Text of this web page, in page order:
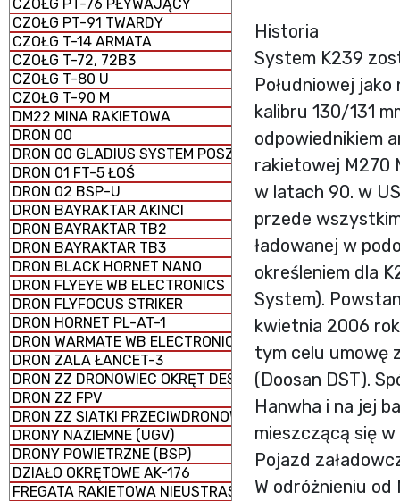
CZOŁG PT-76 PŁYWAJĄCY
CZOŁG PT-91 TWARDY
CZOŁG T-14 ARMATA
CZOŁG T-72, 72B3
CZOŁG T-80 U
CZOŁG T-90 M
DM22 MINA RAKIETOWA
DRON 00
DRON 00 GLADIUS SYSTEM POSZUKIWAWCZO-
DRON 01 FT-5 ŁOŚ
DRON 02 BSP-U
DRON BAYRAKTAR AKINCI
DRON BAYRAKTAR TB2
DRON BAYRAKTAR TB3
DRON BLACK HORNET NANO
DRON FLYEYE WB ELECTRONICS
DRON FLYFOCUS STRIKER
DRON HORNET PL-AT-1
DRON WARMATE WB ELECTRONICS
DRON ZALA ŁANCET-3
DRON ZZ DRONOWIEC OKRĘT DESANTOWY
DRON ZZ FPV
DRON ZZ SIATKI PRZECIWDRONOWE (antydronowe)
DRONY NAZIEMNE (UGV)
DRONY POWIETRZNE (BSP)
DZIAŁO OKRĘTOWE AK-176
FREGATA RAKIETOWA NIEUSTRASZYMYJ
Historia
System K239
Południowej
kalibru 130/131
odpowiednikiem
rakietowej M270
w latach 90. w
przede
ładowanej w
określeniem dla
System).
kwietnia 2006
tym celu umowę
(Doosan DST).
Hanwha i na jej
mieszczącą się w
Pojazd
W odróżnieniu